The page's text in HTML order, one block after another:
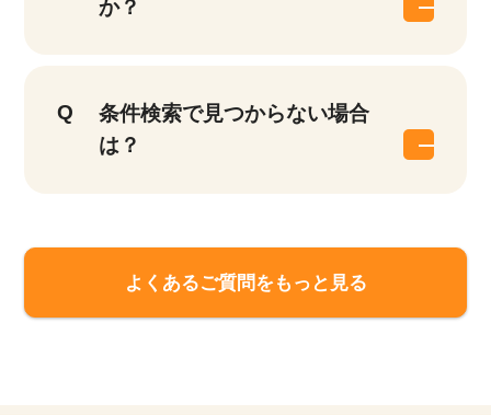
か？
条件検索で見つからない場合
は？
よくあるご質問をもっと見る